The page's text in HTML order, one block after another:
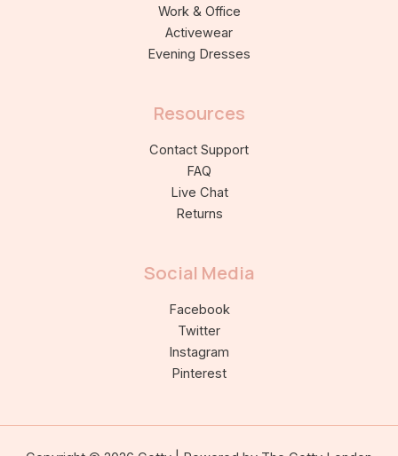
Work & Office
Activewear
Evening Dresses
Resources
Contact Support
FAQ
Live Chat
Returns
Social Media
Facebook
Twitter
Instagram
Pinterest